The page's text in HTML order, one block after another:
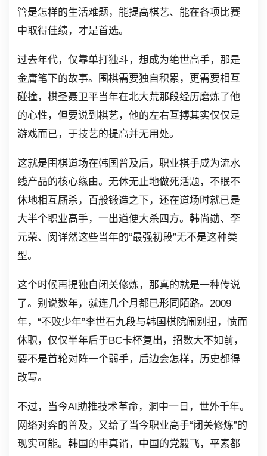
管是怎样的生活难题，能提高棋艺、能在各项比赛
中取得佳绩，才是首选。
过去年代，仅靠单打独斗，想成为绝世高手，那是
金庸笔下的故事。围棋需要独自积累，更需要相互
碰撞，棋圣聂卫平当年在北大荒那段经历磨炼了他
的心性，但要说到棋艺，他的左右互搏其实仅仅是
游戏而已，于技艺的提高并无用处。
这就是围棋道场在韩国普及后，职业棋手成为流水
线产品的核心缘由。无休无止地做死活题，不眠不
休地相互厮杀，百般锻造之下，还在道场时就已是
大半个职业高手，一出道便大杀四方。韩尚勋、李
元荣、闵详然这些当年的“最强初段”无不是这种类
型。
这个时候再提独自闭关修炼，那真的就是一种传说
了。别说数年，就连几个月都已形同陌路。2009
年，“不败少年”李世石九段与韩国棋院闹别扭，愤而
休职，仅仅半年后于BC卡杯复出，招数大不如前，
要不是首轮对阵一个弱手，后边会怎样，历史都得
改写。
不过，当今AI助推技术革命，洞中一日，世外千年。
网络对弈的普及，又给了当今职业高手“闭关修炼”的
现实可能。韩国的申真谞，中国的党毅飞，平素都